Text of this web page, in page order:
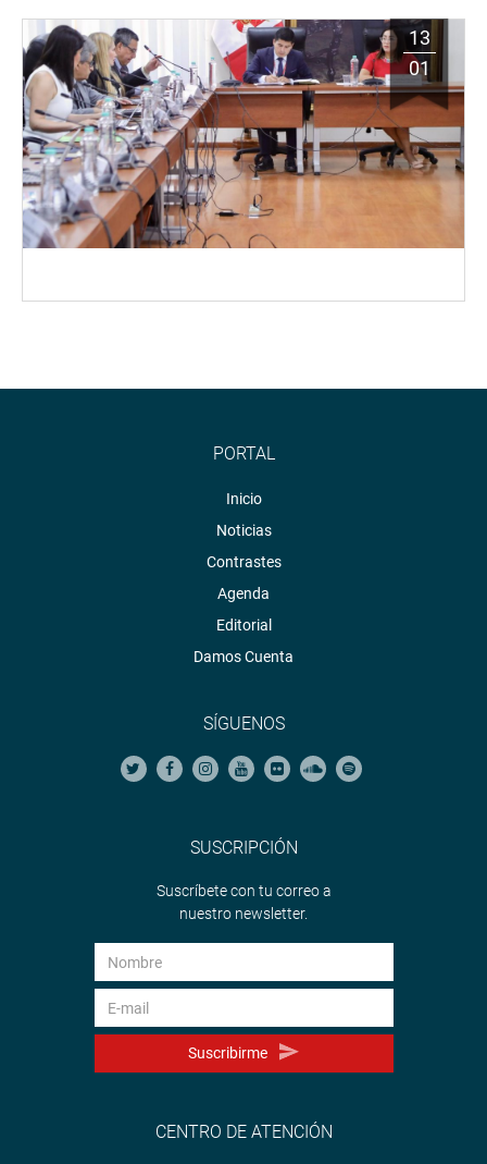
13
01
PORTAL
Inicio
Noticias
Contrastes
Agenda
Editorial
Damos Cuenta
SÍGUENOS
SUSCRIPCIÓN
Suscríbete con tu correo a
nuestro newsletter.
Suscribirme
CENTRO DE ATENCIÓN